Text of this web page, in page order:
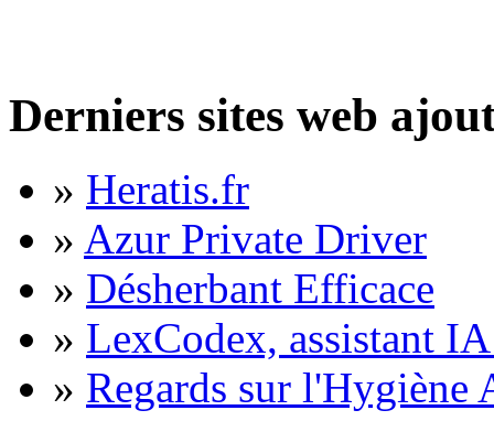
Derniers sites web
» Heratis.fr
» Azur Private Driver
» Désherbant Efficace
» LexCodex, assistant
» Regards sur l'Hygiène